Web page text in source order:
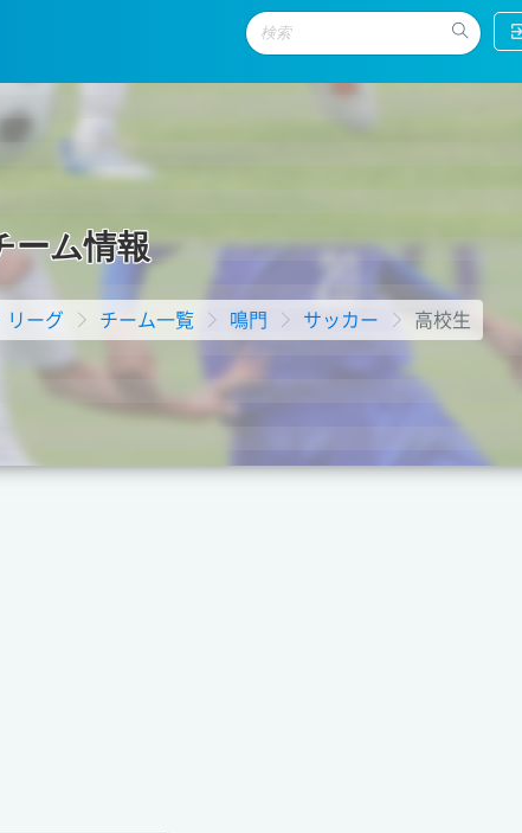
ーム情報
リーグ チーム一覧 鳴門 サッカー 高校生